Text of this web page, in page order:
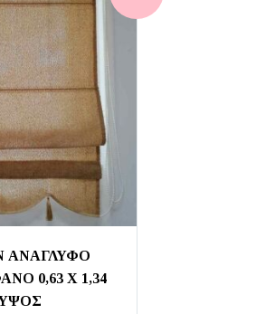
ΑΝΑΓΛΥΦΟ
0,63 Χ 1,34